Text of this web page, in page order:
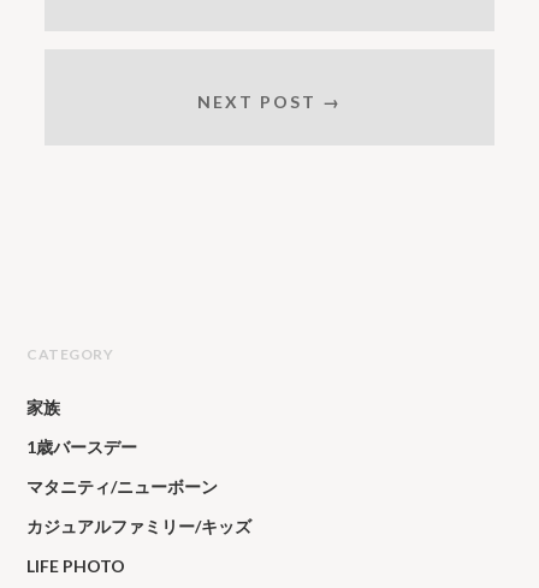
NEXT POST →
CATEGORY
家族
1歳バースデー
マタニティ/ニューボーン
カジュアルファミリー/キッズ
LIFE PHOTO